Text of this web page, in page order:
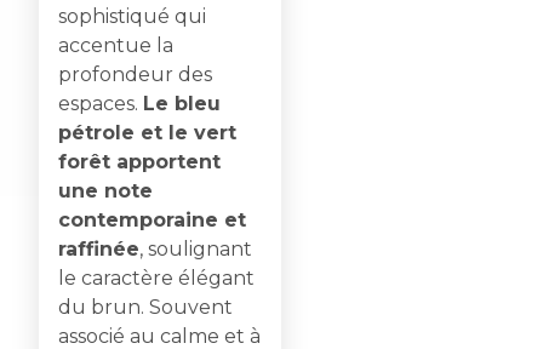
sophistiqué qui
accentue la
profondeur des
espaces. Le bleu
pétrole et le vert
forêt apportent
une note
contemporaine et
raffinée, soulignant
le caractère élégant
du brun. Souvent
associé au calme et à